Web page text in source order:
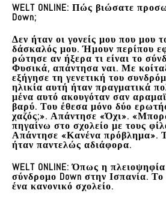
WELT ONLINE: Πώς βιώσατε
Down;
Δεν ήταν οι γονείς μου που μου
δάσκαλός μου. Ήμουν περίπου
ρώτησε αν ήξερα τι είναι το
Φυσικά, απάντησα ναι. Με
εξήγησε τη γενετική του
ηλικία αυτή ήταν πραγματικά
μένα αυτό ακουγόταν σαν
βαρύ. Του έθεσα μόνο δύο
χαζός;». Απάντησε «Όχι».
πηγαίνω στο σχολείο με τους
Απάντησε «Κανένα πρόβλημα».
ήταν παντελώς αδιάφορα.
WELT ONLINE: Όπως η
σύνδρομο Down στην Ισπανία. Το
ένα κανονικό σχολείο.